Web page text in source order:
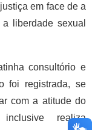
em face de a
liberdade sexual
consultório e
foi registrada, se
com a atitude do
realiza